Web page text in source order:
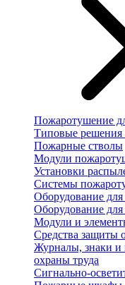
Пожаротушение
Типовые
Пожарные стволы
Модули
Установки
Системы
Оборудование
Оборудование
Модули и
Средства защиты
Журналы, знаки и
охраны труда
Сигнально-